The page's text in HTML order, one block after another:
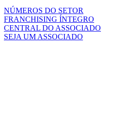
NÚMEROS DO SETOR
FRANCHISING ÍNTEGRO
CENTRAL DO ASSOCIADO
SEJA UM ASSOCIADO